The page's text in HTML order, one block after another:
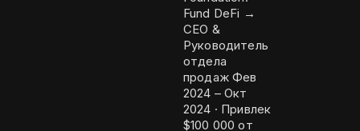
Fund DeFi →
CEO &
Руководитель
отдела
продаж Фев
2024 – Окт
2024 · Привлек
$100 000 от